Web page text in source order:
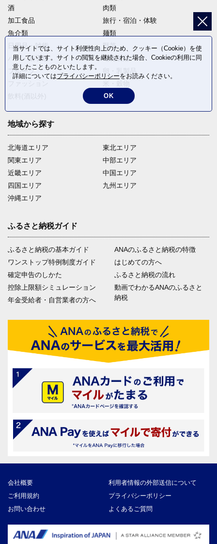
酒
肉類
加工食品
旅行・宿泊・体験
魚介類
麺類
日用品・雑貨
野菜
パン・菓子類
電化製品
フルーツ
返礼品なし
地域から探す
北海道エリア
関東エリア
近畿エリア
四国エリア
沖縄エリア
東北エリア
中部エリア
中国エリア
九州エリア
ふるさと納税ガイド
ふるさと納税の基本ガイド
ワンストップ特例制度ガイド
確定申告のしかた
控除上限額シミュレーション
年金受給者・自営業者の方へ
ANAのふるさと納税の特徴
はじめての方へ
ふるさと納税の流れ
動画でわかるANAのふるさと
納税
会社概要
利用者情報の外部送信について
ご利用規約
プライバシーポリシー
お問い合わせ
よくあるご質問
当サイトでは、サイト利便性向上のため、クッキー（Cookie）を使
用しています。サイトの閲覧を継続された場合、Cookieの利用に同
意したことものといたします。
詳細についてはプライバシーポリシーをお読みください。
OK